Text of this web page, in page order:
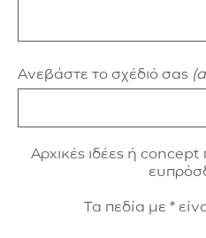
Ανεβάστε το σχέδιό σας
Aρxικές ιδέες ή concept
Τα πεδία με *